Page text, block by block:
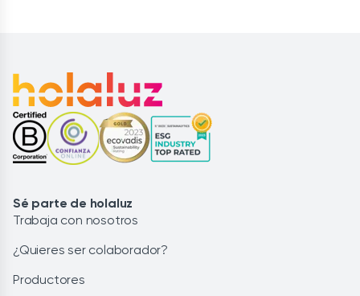
Sé parte de holaluz
Trabaja con nosotros
¿Quieres ser colaborador?
Productores